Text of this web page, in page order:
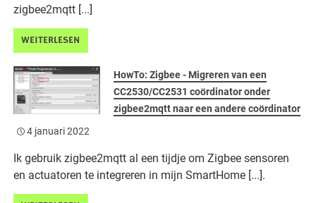
zigbee2mqtt [...]
WEITERLESEN
HowTo: Zigbee - Migreren van een
CC2530/CC2531 coördinator onder
zigbee2mqtt naar een andere coördinator
4 januari 2022
Ik gebruik zigbee2mqtt al een tijdje om Zigbee sensoren
en actuatoren te integreren in mijn SmartHome [...].